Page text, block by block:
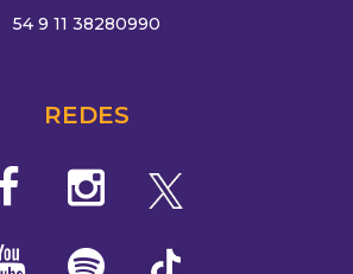
54 9 11 38280990
REDES